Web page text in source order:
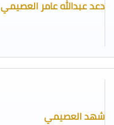
دعد عبدالله عامر العصيمي
شهد العصيمي